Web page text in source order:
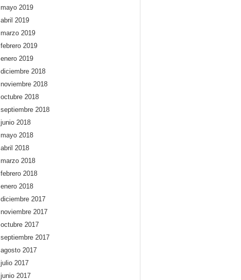
mayo 2019
abril 2019
marzo 2019
febrero 2019
enero 2019
diciembre 2018
noviembre 2018
octubre 2018
septiembre 2018
junio 2018
mayo 2018
abril 2018
marzo 2018
febrero 2018
enero 2018
diciembre 2017
noviembre 2017
octubre 2017
septiembre 2017
agosto 2017
julio 2017
junio 2017